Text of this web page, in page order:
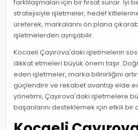
farklılaşmaları için bir fırsat sunar. İyi
stratejisiyle işletmeler, hedef
üreterek, markalarını ön plana
işletmelerden ayrışabilir.
Kocaeli Çayırova'daki işletmelerin
dikkat etmeleri büyük önem taşır.
eden işletmeler, marka bilinirliğini
güçlendirir ve rekabet avantajı elde
yönetimi, Çayırova'daki işletmelere
başarılarını desteklemek için etkili bir